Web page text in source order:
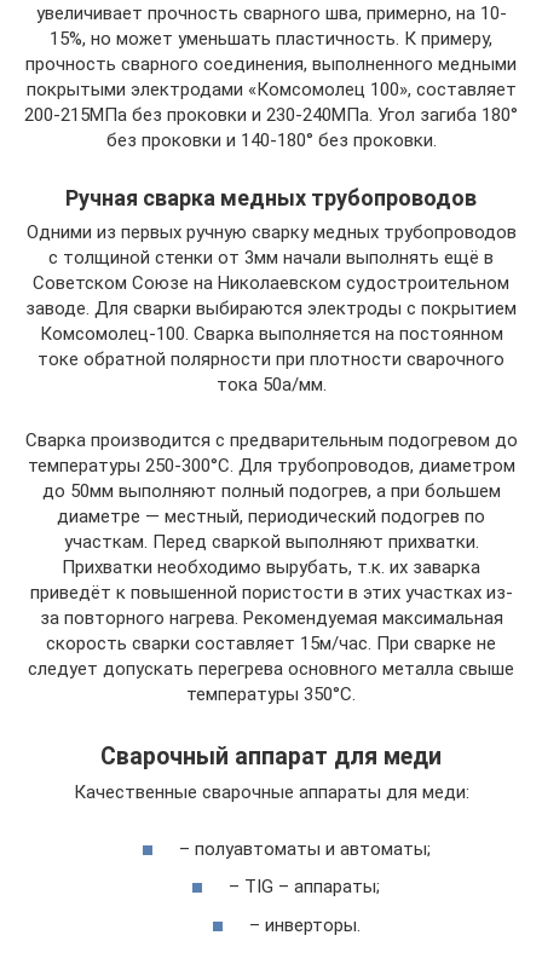
увеличивает прочность сварного шва, примерно, на 10-
15%, но может уменьшать пластичность. К примеру,
прочность сварного соединения, выполненного медными
покрытыми электродами «Комсомолец 100», составляет
200-215МПа без проковки и 230-240МПа. Угол загиба 180°
без проковки и 140-180° без проковки.
Ручная сварка медных трубопроводов
Одними из первых ручную сварку медных трубопроводов
с толщиной стенки от 3мм начали выполнять ещё в
Советском Союзе на Николаевском судостроительном
заводе. Для сварки выбираются электроды с покрытием
Комсомолец-100. Сварка выполняется на постоянном
токе обратной полярности при плотности сварочного
тока 50а/мм.
Сварка производится с предварительным подогревом до
температуры 250-300°C. Для трубопроводов, диаметром
до 50мм выполняют полный подогрев, а при большем
диаметре — местный, периодический подогрев по
участкам. Перед сваркой выполняют прихватки.
Прихватки необходимо вырубать, т.к. их заварка
приведёт к повышенной пористости в этих участках из-
за повторного нагрева. Рекомендуемая максимальная
скорость сварки составляет 15м/час. При сварке не
следует допускать перегрева основного металла свыше
температуры 350°C.
Сварочный аппарат для меди
Качественные сварочные аппараты для меди:
– полуавтоматы и автоматы;
– TIG – аппараты;
– инверторы.